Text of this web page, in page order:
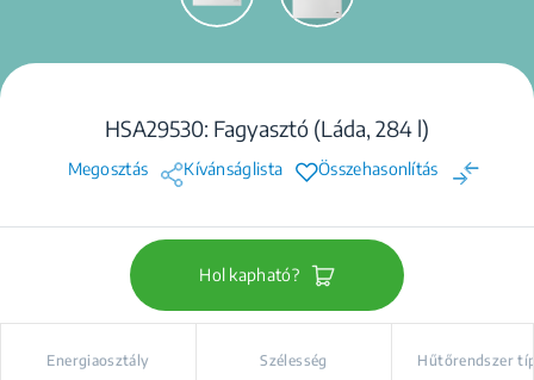
HSA29530: Fagyasztó (Láda, 284 l)
Megosztás Kívánságlista Összehasonlítás
Hol kapható?
Energiaosztály Szélesség Hűtőrendszer